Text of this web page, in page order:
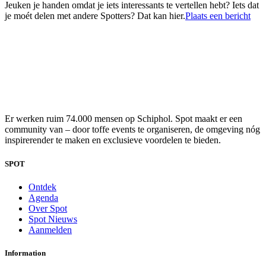
Jeuken je handen omdat je iets interessants te vertellen hebt? Iets dat
je moét delen met andere Spotters? Dat kan hier.Plaats een bericht
Er werken ruim 74.000 mensen op Schiphol. Spot maakt er een
community van – door toffe events te organiseren, de omgeving nóg
inspirerender te maken en exclusieve voordelen te bieden.
SPOT
Ontdek
Agenda
Over Spot
Spot Nieuws
Aanmelden
Information